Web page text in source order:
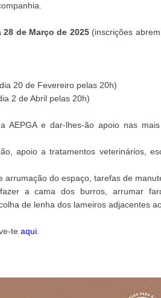
28 de Março de 2025 (inscrições
20 de Fevereiro pelas 20h)
2 de Abril pelas 20h)
AEPGA e dar-lhes-ão apoio nas mais
apoio a tratamentos veterinários,
do espaço, tarefas de
a cama dos burros, arrumar
de lenha dos lameiros adjacentes
te aqui